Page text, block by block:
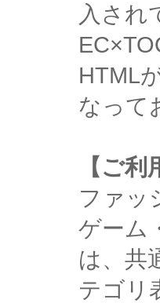
入され
HTML
なって
【ご
ファッ
ゲーム
は、共
テゴリ